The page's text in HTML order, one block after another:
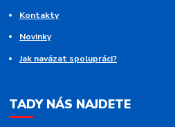
Kontakty
Novinky
Jak navázat spolupráci?
TADY NÁS NAJDETE